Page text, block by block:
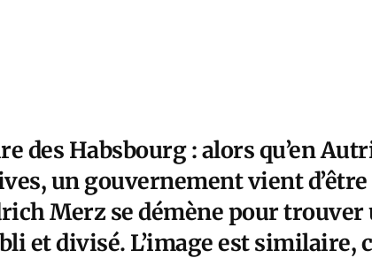
des Habsbourg : alors qu’en
un gouvernement vient
Merz se démène pour
et divisé. L’image est similaire,